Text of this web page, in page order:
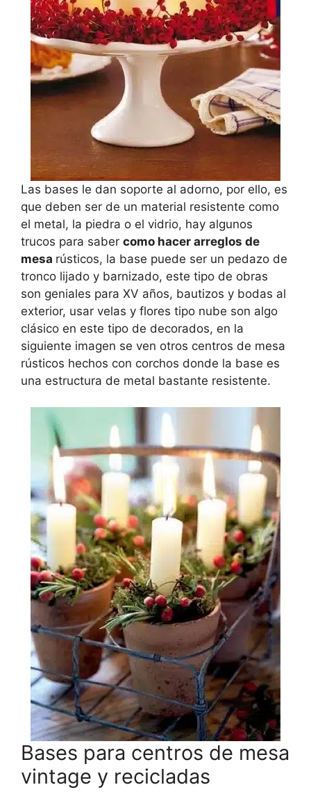
Las bases le dan soporte al adorno, por ello, es
que deben ser de un material resistente como
el metal, la piedra o el vidrio, hay algunos
trucos para saber como hacer arreglos de
mesa rústicos, la base puede ser un pedazo de
tronco lijado y barnizado, este tipo de obras
son geniales para XV años, bautizos y bodas al
exterior, usar velas y flores tipo nube son algo
clásico en este tipo de decorados, en la
siguiente imagen se ven otros centros de mesa
rústicos hechos con corchos donde la base es
una estructura de metal bastante resistente.
Bases para centros de mesa
vintage y recicladas